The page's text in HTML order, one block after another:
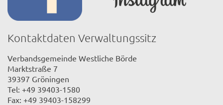
Kontaktdaten Verwaltungssitz
Verbandsgemeinde Westliche Börde
Marktstraße 7
39397 Gröningen
Tel: +49 39403-1580
Fax: +49 39403-158299